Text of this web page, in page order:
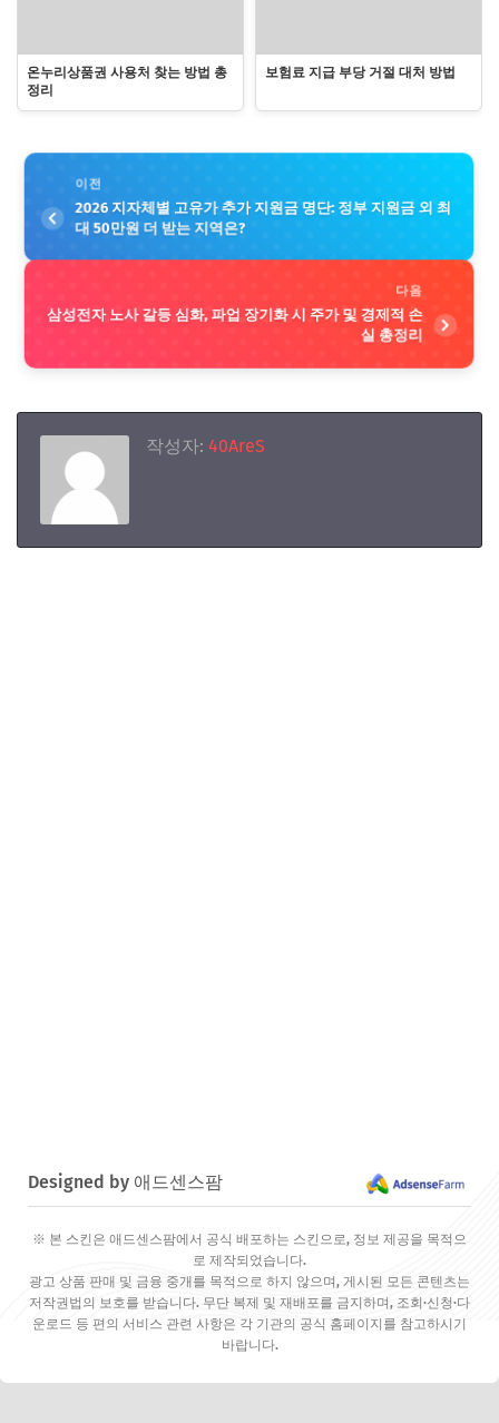
온누리상품권 사용처 찾는 방법 총
정리
보험료 지급 부당 거절 대처 방법
이전
2026 지자체별 고유가 추가 지원금 명단: 정부 지원금 외 최
대 50만원 더 받는 지역은?
다음
삼성전자 노사 갈등 심화, 파업 장기화 시 주가 및 경제적 손
실 총정리
작성자: 40AreS
Designed by 애드센스팜
※ 본 스킨은 애드센스팜에서 공식 배포하는 스킨으로, 정보 제공을 목적으
로 제작되었습니다.
광고 상품 판매 및 금융 중개를 목적으로 하지 않으며, 게시된 모든 콘텐츠는
저작권법의 보호를 받습니다. 무단 복제 및 재배포를 금지하며, 조회·신청·다
운로드 등 편의 서비스 관련 사항은 각 기관의 공식 홈페이지를 참고하시기
바랍니다.